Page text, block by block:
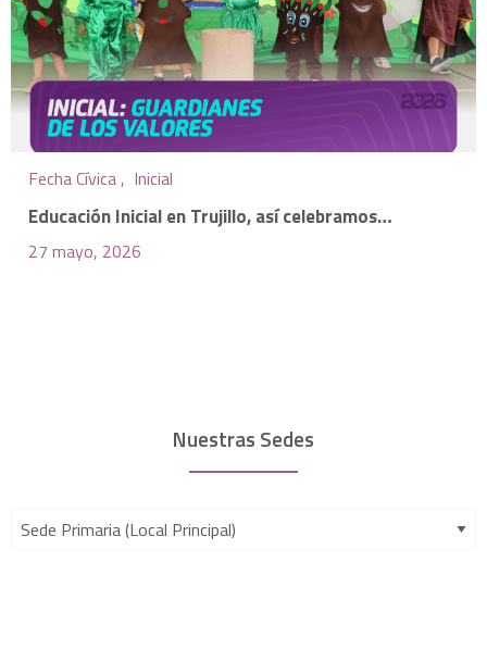
Fecha Cívica , Inicial
Educación Inicial en Trujillo, así celebramos…
27 mayo, 2026
Nuestras Sedes